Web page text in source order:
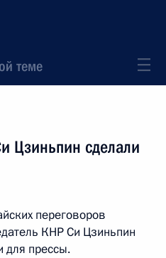
теме
Цзиньпин сделали
переговоров
КНР Си Цзиньпин
для прессы.